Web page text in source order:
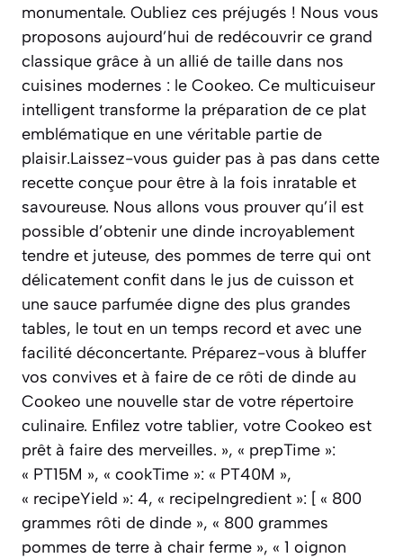
monumentale. Oubliez ces préjugés ! Nous vous
proposons aujourd’hui de redécouvrir ce grand
classique grâce à un allié de taille dans nos
cuisines modernes : le Cookeo. Ce multicuiseur
intelligent transforme la préparation de ce plat
emblématique en une véritable partie de
plaisir.Laissez-vous guider pas à pas dans cette
recette conçue pour être à la fois inratable et
savoureuse. Nous allons vous prouver qu’il est
possible d’obtenir une dinde incroyablement
tendre et juteuse, des pommes de terre qui ont
délicatement confit dans le jus de cuisson et
une sauce parfumée digne des plus grandes
tables, le tout en un temps record et avec une
facilité déconcertante. Préparez-vous à bluffer
vos convives et à faire de ce rôti de dinde au
Cookeo une nouvelle star de votre répertoire
culinaire. Enfilez votre tablier, votre Cookeo est
prêt à faire des merveilles. », « prepTime »:
« PT15M », « cookTime »: « PT40M »,
« recipeYield »: 4, « recipeIngredient »: [ « 800
grammes rôti de dinde », « 800 grammes
pommes de terre à chair ferme », « 1 oignon